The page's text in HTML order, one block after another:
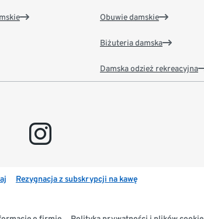
Obuwie damskie
Biżuteria damska
Damska odzież rekreacyjna
instagram
Rezygnacja z subskrypcji na kawę